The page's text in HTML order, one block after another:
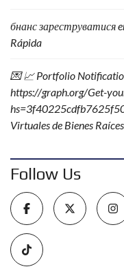
бнанс зареструватися
Rápida
💌 📈 Portfolio
https://graph.org/Get-
Virtuales de Bienes
Follow Us